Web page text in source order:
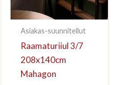
Asiakas-suunnitellut
Raamaturiiul 3/7
208x140cm
Mahagon